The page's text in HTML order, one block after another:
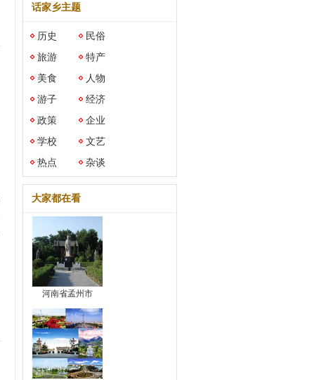
话家乡主题
历史
民俗
旅游
特产
美食
人物
游子
经济
政策
企业
学校
文艺
热点
杂谈
大家都在看
河南省孟州市